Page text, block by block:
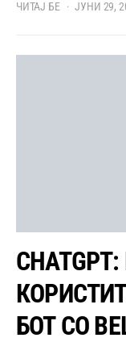
ЧИТАЈ БЕ ЈУНИ 29,
БОТ СО